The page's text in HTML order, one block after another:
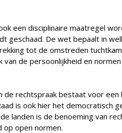
een disciplinaire maatregel
De wet bepaalt in
tot de omstreden
de persoonlijkheid en
rechtspraak bestaat voor
is ook hier het democratisch
landen is de benoeming van
op open normen.